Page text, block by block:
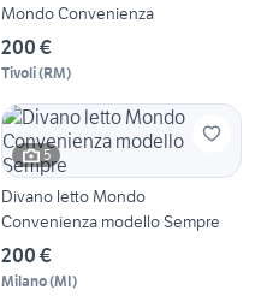
Mondo Convenienza
200 €
Tivoli(RM)
5
Divano letto Mondo
Convenienza modello Sempre
200 €
Milano(MI)